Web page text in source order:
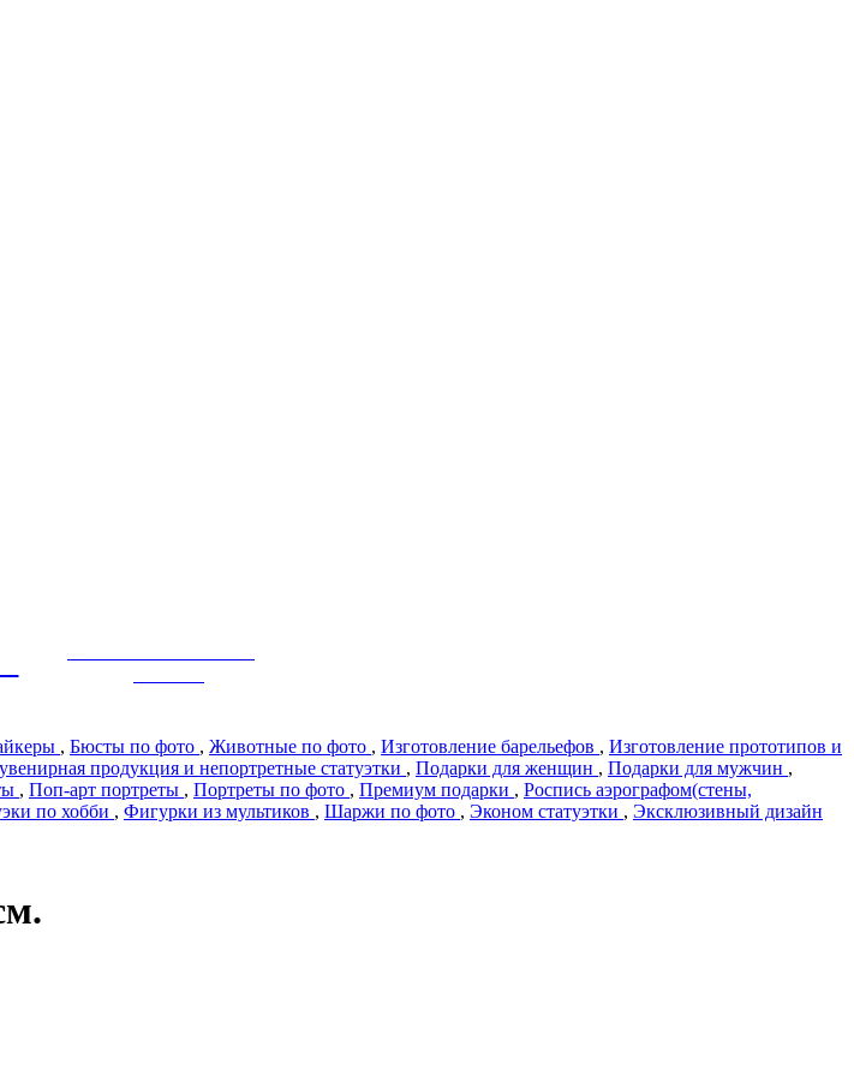
, Бюсты по фото , Животные по фото , Изготовление барельефов , Изготовление прототипов и
продукция и непортретные статуэтки , Подарки для женщин , Подарки для мужчин ,
, Поп-арт портреты , Портреты по фото , Премиум подарки , Роспись аэрографом(стены,
по хобби , Фигурки из мультиков , Шаржи по фото , Эконом статуэтки , Эксклюзивный дизайн